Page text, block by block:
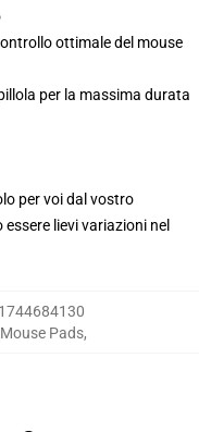
ottimale del mouse
per la massima durata
per voi dal vostro
lievi variazioni nel
Pads,